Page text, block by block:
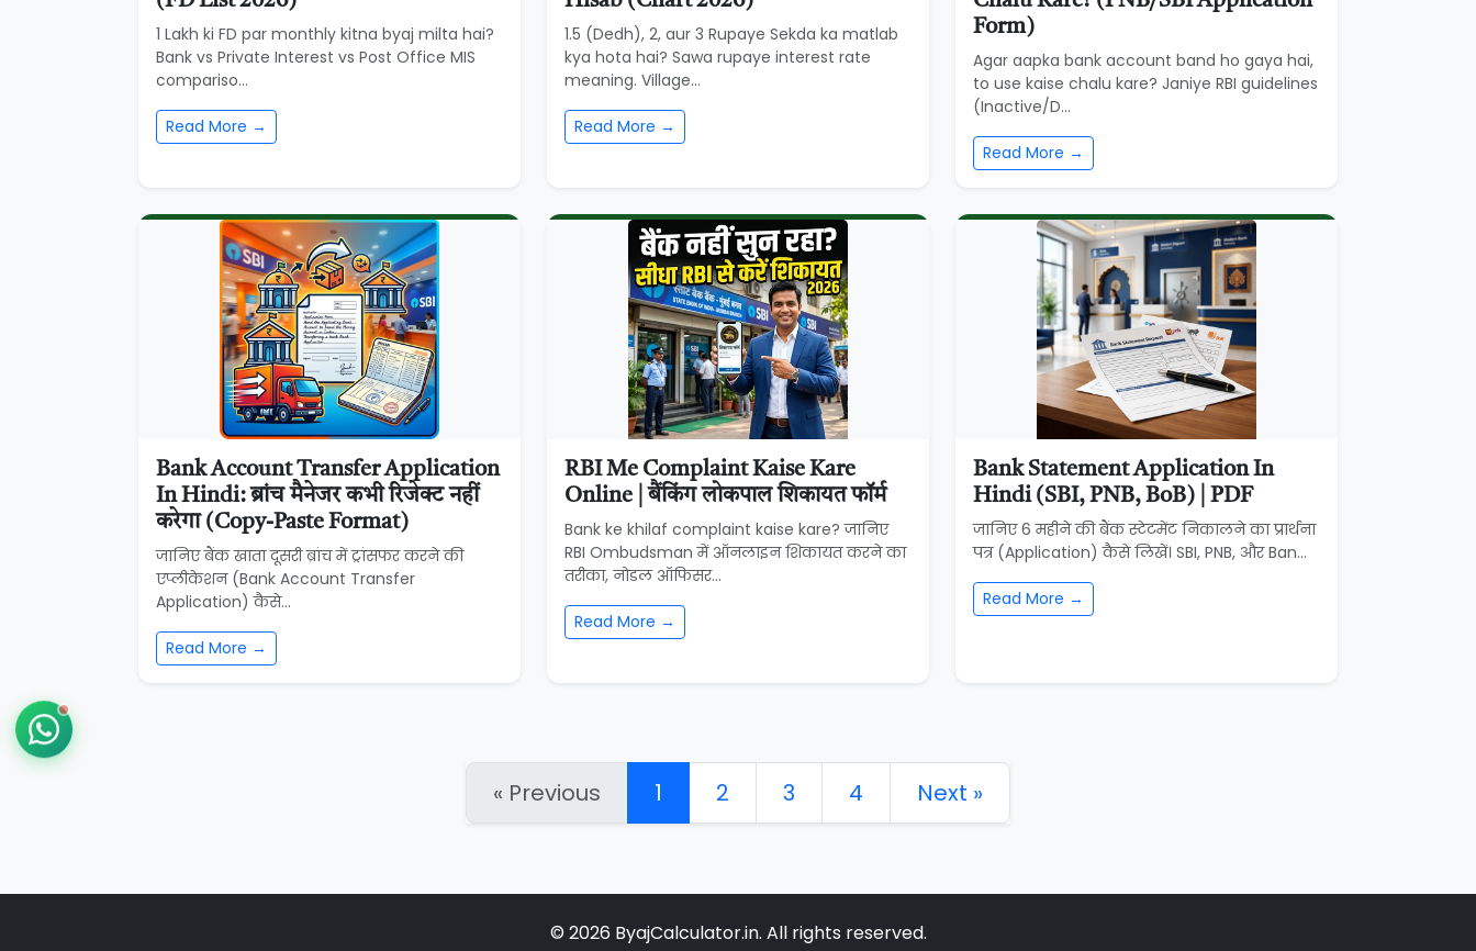
1 Lakh ki FD par monthly kitna byaj milta hai?
Bank vs Private Interest vs Post Office MIS
compariso...
Read More →
1.5 (Dedh), 2, aur 3 Rupaye Sekda ka matlab
kya hota hai? Sawa rupaye interest rate
meaning. Village...
Read More →
Form)
Agar aapka bank account band ho gaya hai,
to use kaise chalu kare? Janiye RBI guidelines
(Inactive/D...
Read More →
Bank Account Transfer Application
In Hindi: ब्रांच मैनेजर कभी रिजेक्ट नहीं
करेगा (Copy-Paste Format)
जानिए बैंक खाता दूसरी ब्रांच में ट्रांसफर करने की
एप्लीकेशन (Bank Account Transfer
Application) कैसे...
Read More →
RBI Me Complaint Kaise Kare
Online | बैंकिंग लोकपाल शिकायत फॉर्म
Bank ke khilaf complaint kaise kare? जानिए
RBI Ombudsman में ऑनलाइन शिकायत करने का
तरीका, नोडल ऑफिसर...
Read More →
Bank Statement Application In
Hindi (SBI, PNB, BoB) | PDF
जानिए 6 महीने की बैंक स्टेटमेंट निकालने का प्रार्थना
पत्र (Application) कैसे लिखें। SBI, PNB, और Ban...
Read More →
« Previous 1 2 3 4 Next »
© 2026 ByajCalculator.in. All rights reserved.